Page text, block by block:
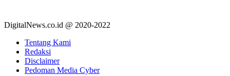
DigitalNews.co.id @ 2020-2022
Tentang Kami
Redaksi
Disclaimer
Pedoman Media Cyber